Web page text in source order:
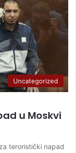
Uncategorized
u Moskvi
teroristički napad